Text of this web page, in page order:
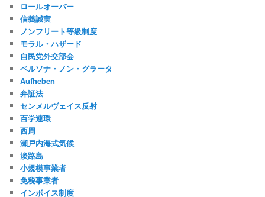
ロールオーバー
信義誠実
ノンフリート等級制度
モラル・ハザード
自民党外交部会
ペルソナ・ノン・グラータ
Aufheben
弁証法
センメルヴェイス反射
百学連環
西周
瀬戸内海式気候
淡路島
小規模事業者
免税事業者
インボイス制度